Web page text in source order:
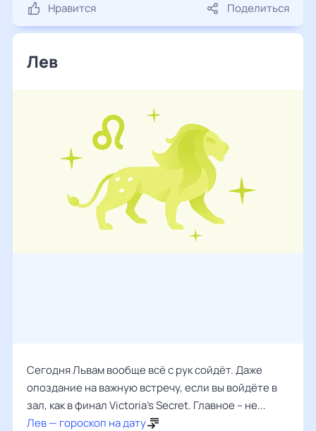
Нравится Поделиться
Лев
Сегодня Львам вообще всё с рук сойдёт. Даже
опоздание на важную встречу, если вы войдёте в
зал, как в финал Victoria’s Secret. Главное – не...
Лев — гороскоп на дату